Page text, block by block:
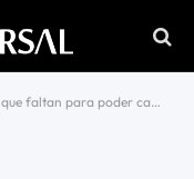
para poder cambiar de verdad